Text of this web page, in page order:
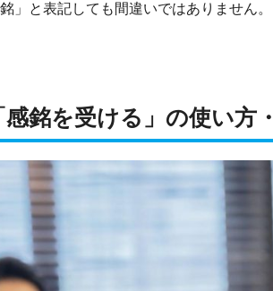
」と表記しても間違いではありません。
感銘を受ける」の使い方